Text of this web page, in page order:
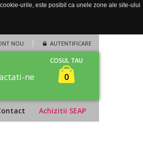
urile, este posibil ca unele zone ale site-ului
NOU AUTENTIFICARE
ne
COSUL TAU
0
Achizitii SEAP